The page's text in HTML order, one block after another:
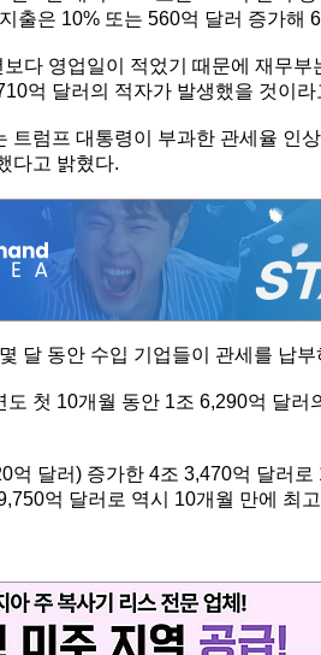
출은 10% 또는 560억 달러 증가해
다 영업일이 적었기 때문에 재무
억 달러의 적자가 발생했을 것이라
트럼프 대통령이 부과한 관세율 인
다고 밝혔다.
달 동안 수입 기업들이 관세를 납
도 첫 10개월 동안 1조 6,290억 달
억 달러) 증가한 4조 3,470억 달러
억 달러로 역시 10개월 만에 최